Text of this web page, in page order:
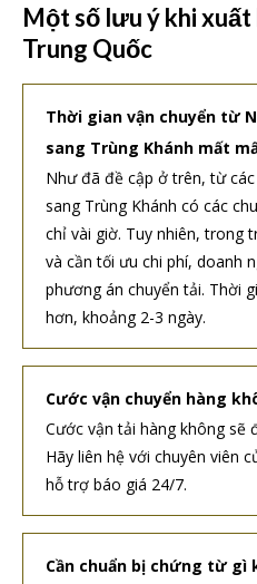
Một số lưu ý khi xuất
Trung Quốc
Thời gian vận chuyển từ
sang Trùng Khánh mất
Như đã đề cập ở trên, từ
sang Trùng Khánh có các
chỉ vài giờ. Tuy nhiên, trong
và cần tối ưu chi phí, doanh
phương án chuyển tải. Thời
hơn, khoảng 2-3 ngày.
Cước vận chuyển hàng
Cước vận tải hàng không sẽ
Hãy liên hệ với chuyên viên
hỗ trợ báo giá 24/7.
Cần chuẩn bị chứng từ gì